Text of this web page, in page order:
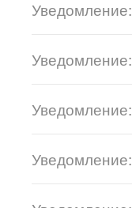
Уведомление:
Уведомление:
Уведомление:
Уведомление: